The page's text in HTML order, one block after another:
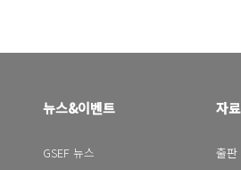
뉴스&이벤트
GSEF 뉴스
자
출판